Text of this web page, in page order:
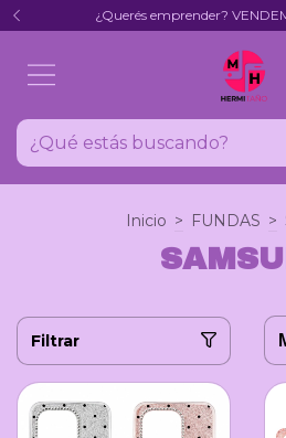
¿Querés emprender?
Inicio > FUNDAS >
Filtrar